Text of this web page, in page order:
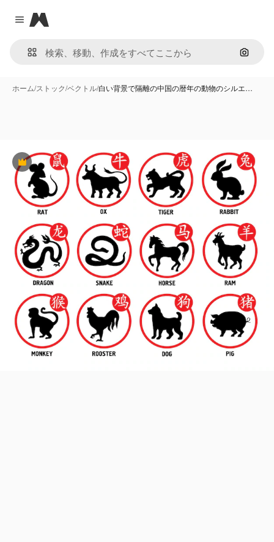
Close menu
Magnific
画像で
ホーム/ストック/ベクトル/白い背景で隔離の中国の暦年の動物のシルエ…
Premium